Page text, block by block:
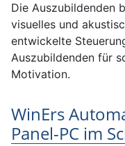
Die Auszubildenden
visuelles und
entwickelte
Auszubildenden für
Motivation.
WinErs
Panel-PC im